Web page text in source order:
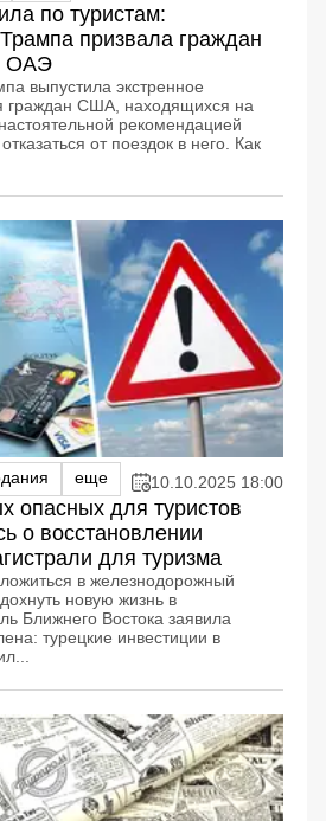
по туристам:
призвала граждан
ОАЭ
выпустила экстренное
граждан США, находящихся на
рекомендацией
от поездок в него. Как
еще 10.10.2025 18:00
опасных для туристов
о восстановлении
для туризма
в железнодорожный
новую жизнь в
Ближнего Востока заявила
турецкие инвестиции в